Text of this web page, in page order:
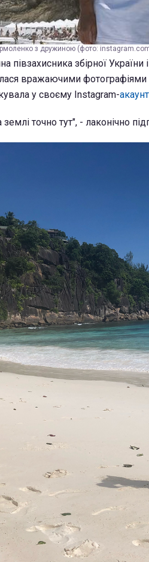
з дружиною (фото:
півзахисника збірної
вражаючими фотографіями
у своєму Instagram-
точно тут", - лаконічно